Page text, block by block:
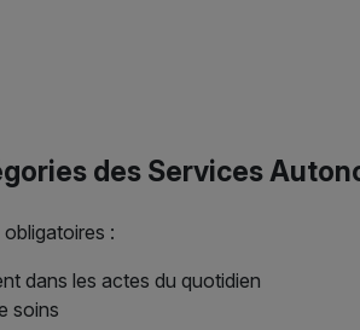
des Services
:
dans les actes du quotidien
soins